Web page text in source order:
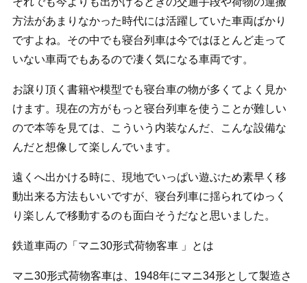
方法があまりなかった時代には活躍していた車両ばかり
ですよね。その中でも寝台列車は今ではほとんど走って
いない車両でもあるので凄く気になる車両です。
お譲り頂く書籍や模型でも寝台車の物が多くてよく見か
けます。現在の方がもっと寝台列車を使うことが難しい
ので本等を見ては、こういう内装なんだ、こんな設備な
んだと想像して楽しんでいます。
遠くへ出かける時に、現地でいっぱい遊ぶため素早く移
動出来る方法もいいですが、寝台列車に揺られてゆっく
り楽しんで移動するのも面白そうだなと思いました。
鉄道車両の「マニ30形式荷物客車 」とは
マニ30形式荷物客車は、1948年にマニ34形として製造さ